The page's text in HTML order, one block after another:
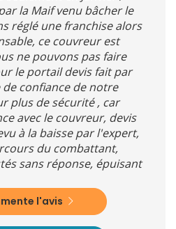
la Maif venu bâcher le
réglé une franchise alors
ce couvreur est
ne pouvons pas faire
le portail devis fait par
confiance de notre
plus de sécurité , car
avec le couvreur, devis
à la baisse par l'expert,
du combattant,
sans réponse, épuisant
l'avis